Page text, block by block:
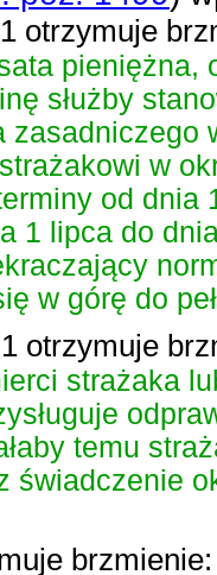
otrzymuje
pieniężna,
służby
zasadniczego
w
od dnia
1 lipca do
w górę do
otrzymuje
strażaka
temu
świadczenie
brzmienie: